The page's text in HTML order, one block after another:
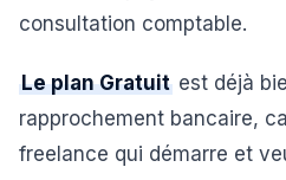
consultation comptable.
Le plan Gratuit est déjà
rapprochement bancaire,
freelance qui démarre et